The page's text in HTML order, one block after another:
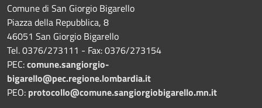
Comune di San Giorgio Bigarello
Piazza della Repubblica, 8
46051 San Giorgio Bigarello
Tel. 0376/273111 - Fax: 0376/273154
PEC:comune.sangiorgio-
bigarello@pec.regione.lombardia.it
PEO: protocollo@comune.sangiorgiobigarello.mn.it